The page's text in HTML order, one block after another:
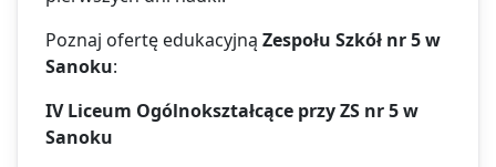
Poznaj ofertę edukacyjną Zespołu Szkół nr 5 w
Sanoku:
IV Liceum Ogólnokształcące przy ZS nr 5 w
Sanoku